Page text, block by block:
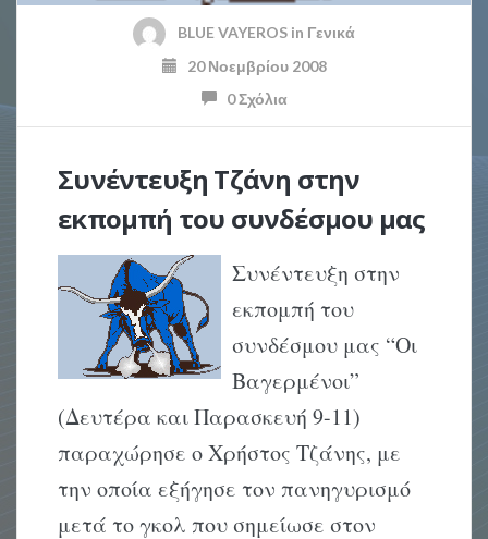
BLUE VAYEROS in Γενικά
20 Νοεμβρίου 2008
0 Σχόλια
Συνέντευξη Τζάνη στην
εκπομπή του συνδέσμου μας
Συνέντευξη στην
εκπομπή του
συνδέσμου μας “Οι
Βαγερμένοι”
(Δευτέρα και Παρασκευή 9-11)
παραχώρησε ο Χρήστος Τζάνης, με
την οποία εξήγησε τον πανηγυρισμό
μετά το γκολ που σημείωσε στον